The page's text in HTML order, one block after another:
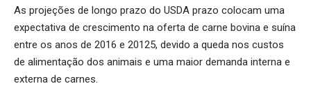
As projeções de longo prazo do USDA prazo colocam uma
expectativa de crescimento na oferta de carne bovina e suína
entre os anos de 2016 e 20125, devido a queda nos custos
de alimentação dos animais e uma maior demanda interna e
externa de carnes.